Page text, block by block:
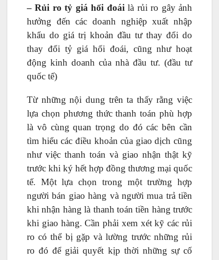
– Rủi ro tỷ giá hối đoái là rủi ro gây ảnh
hưởng đến các doanh nghiệp xuất nhập
khẩu do giá trị khoản đầu tư thay đổi do
thay đổi tỷ giá hối đoái, cũng như hoạt
động kinh doanh của nhà đầu tư. (đầu tư
quốc tế)
Từ những nội dung trên ta thấy rằng việc
lựa chọn phương thức thanh toán phù hợp
là vô cùng quan trọng do đó các bên cần
tìm hiểu các điều khoản của giao dịch cũng
như việc thanh toán và giao nhận thật kỹ
trước khi ký hết hợp đồng thương mại quốc
tế. Một lựa chọn trong một trường hợp
người bán giao hàng và người mua trả tiền
khi nhận hàng là thanh toán tiền hàng trước
khi giao hàng. Cần phải xem xét kỹ các rủi
ro có thể bị gặp và lường trước những rủi
ro đó để giải quyết kịp thời những sự cố